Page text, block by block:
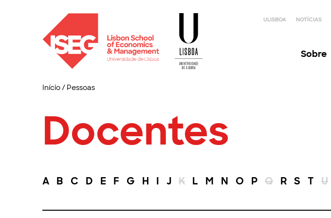
ULISBOA NOTÍCIAS
Sobre
Início/ Pessoas
Docentes
A B C D E F G H I J K L M N O P Q R S T U